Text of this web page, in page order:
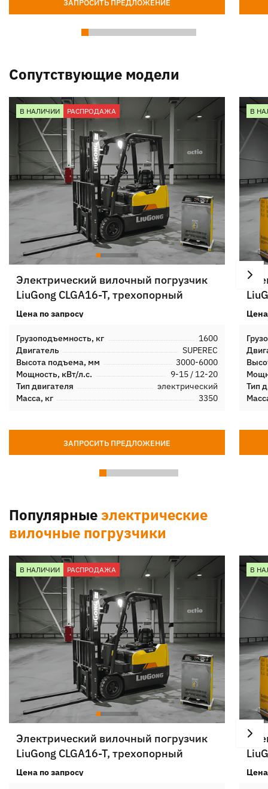
Сопутствующие модели
В НАЛИЧИИ РАСПРОДАЖА
Электрический вилочный погрузчик
LiuGong CLGA16-T, трехопорный
Цена по запросу
Грузоподъемность, кг 1600
Двигатель SUPEREC
Высота подъема, мм 3000-6000
Мощность, кВт/л.с. 9-15 / 12-20
Тип двигателя электрический
Масса, кг 3350
ЗАПРОСИТЬ ПРЕДЛОЖЕНИЕ
В
Тип
Популярныеэлектрические
вилочные погрузчики
В НАЛИЧИИ РАСПРОДАЖА
Электрический вилочный погрузчик
LiuGong CLGA16-T, трехопорный
Цена по запросу
В